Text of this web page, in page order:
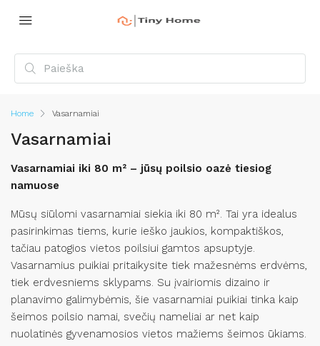
Home Vasarnamiai
Vasarnamiai
Vasarnamiai iki 80 m² – jūsų poilsio oazė tiesiog
namuose
Mūsų siūlomi vasarnamiai siekia iki 80 m². Tai yra idealus
pasirinkimas tiems, kurie ieško jaukios, kompaktiškos,
tačiau patogios vietos poilsiui gamtos apsuptyje.
Vasarnamius puikiai pritaikysite tiek mažesnėms erdvėms,
tiek erdvesniems sklypams. Su įvairiomis dizaino ir
planavimo galimybėmis, šie vasarnamiai puikiai tinka kaip
šeimos poilsio namai, svečių nameliai ar net kaip
nuolatinės gyvenamosios vietos mažiems šeimos ūkiams.